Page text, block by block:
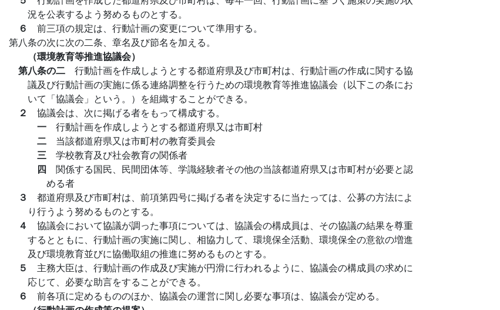
況を公表するよう努めるものとする。
６ 前三項の規定は、行動計画の変更について準用する。
第八条の次に次の二条、章名及び節名を加える。
（環境教育等推進協議会）
第八条の二 行動計画を作成しようとする都道府県及び市町村は、行動計画の作成に関する協
議及び行動計画の実施に係る連絡調整を行うための環境教育等推進協議会（以下この条にお
いて「協議会」という。）を組織することができる。
２ 協議会は、次に掲げる者をもって構成する。
一 行動計画を作成しようとする都道府県又は市町村
二 当該都道府県又は市町村の教育委員会
三 学校教育及び社会教育の関係者
四 関係する国民、民間団体等、学識経験者その他の当該都道府県又は市町村が必要と認
める者
３ 都道府県及び市町村は、前項第四号に掲げる者を決定するに当たっては、公募の方法によ
り行うよう努めるものとする。
４ 協議会において協議が調った事項については、協議会の構成員は、その協議の結果を尊重
するとともに、行動計画の実施に関し、相協力して、環境保全活動、環境保全の意欲の増進
及び環境教育並びに協働取組の推進に努めるものとする。
５ 主務大臣は、行動計画の作成及び実施が円滑に行われるように、協議会の構成員の求めに
応じて、必要な助言をすることができる。
６ 前各項に定めるもののほか、協議会の運営に関し必要な事項は、協議会が定める。